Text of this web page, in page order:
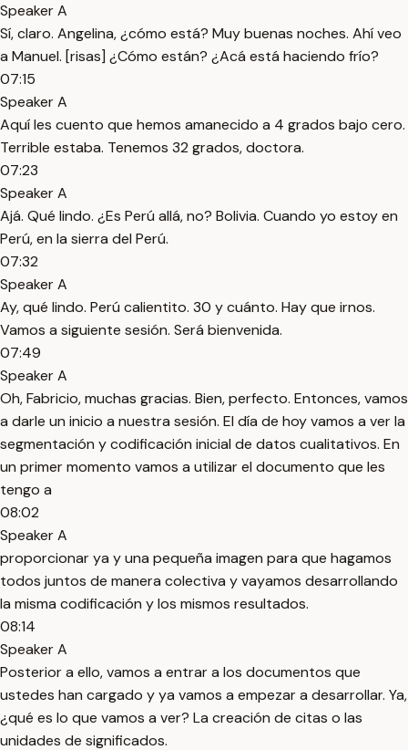
Speaker A
Sí, claro. Angelina, ¿cómo está? Muy buenas noches. Ahí veo
a Manuel. [risas] ¿Cómo están? ¿Acá está haciendo frío?
07:15
Speaker A
Aquí les cuento que hemos amanecido a 4 grados bajo cero.
Terrible estaba. Tenemos 32 grados, doctora.
07:23
Speaker A
Ajá. Qué lindo. ¿Es Perú allá, no? Bolivia. Cuando yo estoy en
Perú, en la sierra del Perú.
07:32
Speaker A
Ay, qué lindo. Perú calientito. 30 y cuánto. Hay que irnos.
Vamos a siguiente sesión. Será bienvenida.
07:49
Speaker A
Oh, Fabricio, muchas gracias. Bien, perfecto. Entonces, vamos
a darle un inicio a nuestra sesión. El día de hoy vamos a ver la
segmentación y codificación inicial de datos cualitativos. En
un primer momento vamos a utilizar el documento que les
tengo a
08:02
Speaker A
proporcionar ya y una pequeña imagen para que hagamos
todos juntos de manera colectiva y vayamos desarrollando
la misma codificación y los mismos resultados.
08:14
Speaker A
Posterior a ello, vamos a entrar a los documentos que
ustedes han cargado y ya vamos a empezar a desarrollar. Ya,
¿qué es lo que vamos a ver? La creación de citas o las
unidades de significados.